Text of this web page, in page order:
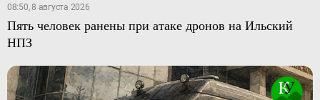
08:50, 8 августа 2026
Пять человек ранены при атаке дронов на Ильский
НПЗ